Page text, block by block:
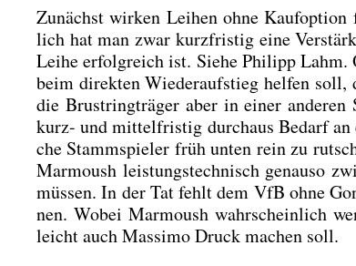
Zunächst wir­ken Lei­hen ohne
lich hat man zwar kurz­fris­tig eine
Lei­he erfolg­reich ist. Sie­he Phil­ipp Lahm.
beim direk­ten Wie­der­auf­stieg hel­fen soll,
die Brust­ring­trä­ger aber in einer
kurz- und mit­tel­fris­tig durch­aus Bedarf
che Stamm­spie­ler früh unten rein zu
Mar­moush leis­tungs­tech­nisch genau­so
müs­sen. In der Tat fehlt dem VfB ohne
nen. Wobei Mar­moush wahr­schein­lich
leicht auch Mas­si­mo Druck machen soll.